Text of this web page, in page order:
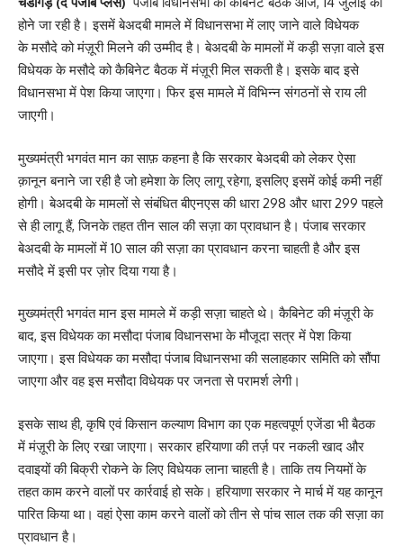
होने जा रही है। इसमें बेअदबी मामले में विधानसभा में लाए जाने वाले विधेयक
के मसौदे को मंज़ूरी मिलने की उम्मीद है। बेअदबी के मामलों में कड़ी सज़ा वाले इस
विधेयक के मसौदे को कैबिनेट बैठक में मंज़ूरी मिल सकती है। इसके बाद इसे
विधानसभा में पेश किया जाएगा। फिर इस मामले में विभिन्न संगठनों से राय ली
जाएगी।
मुख्यमंत्री भगवंत मान का साफ़ कहना है कि सरकार बेअदबी को लेकर ऐसा
क़ानून बनाने जा रही है जो हमेशा के लिए लागू रहेगा, इसलिए इसमें कोई कमी नहीं
होगी। बेअदबी के मामलों से संबंधित बीएनएस की धारा 298 और धारा 299 पहले
से ही लागू हैं, जिनके तहत तीन साल की सज़ा का प्रावधान है। पंजाब सरकार
बेअदबी के मामलों में 10 साल की सज़ा का प्रावधान करना चाहती है और इस
मसौदे में इसी पर ज़ोर दिया गया है।
मुख्यमंत्री भगवंत मान इस मामले में कड़ी सज़ा चाहते थे। कैबिनेट की मंज़ूरी के
बाद, इस विधेयक का मसौदा पंजाब विधानसभा के मौजूदा सत्र में पेश किया
जाएगा। इस विधेयक का मसौदा पंजाब विधानसभा की सलाहकार समिति को सौंपा
जाएगा और वह इस मसौदा विधेयक पर जनता से परामर्श लेगी।
इसके साथ ही, कृषि एवं किसान कल्याण विभाग का एक महत्वपूर्ण एजेंडा भी बैठक
में मंज़ूरी के लिए रखा जाएगा। सरकार हरियाणा की तर्ज़ पर नकली खाद और
दवाइयों की बिक्री रोकने के लिए विधेयक लाना चाहती है। ताकि तय नियमों के
तहत काम करने वालों पर कार्रवाई हो सके। हरियाणा सरकार ने मार्च में यह कानून
पारित किया था। वहां ऐसा काम करने वालों को तीन से पांच साल तक की सज़ा का
प्रावधान है।